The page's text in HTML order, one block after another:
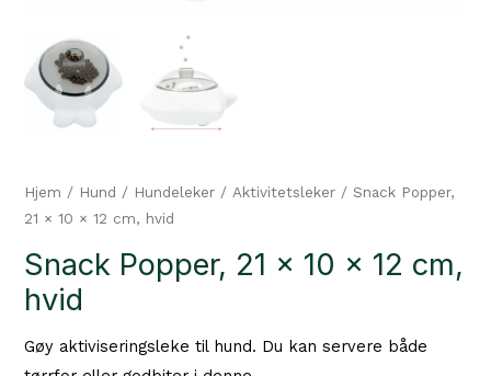
Hjem / Hund / Hundeleker /Aktivitetsleker / Snack Popper,
21 × 10 × 12 cm, hvid
Snack Popper, 21 × 10 × 12 cm,
hvid
Gøy aktiviseringsleke til hund. Du kan servere både